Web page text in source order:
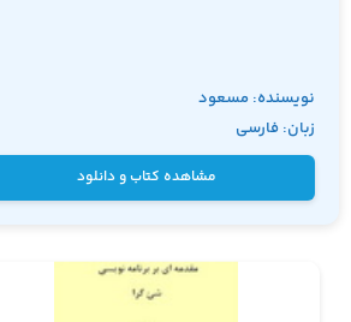
نویسنده: مسعود
امجدی
زبان: فارسی
مشاهده کتاب و دانلود